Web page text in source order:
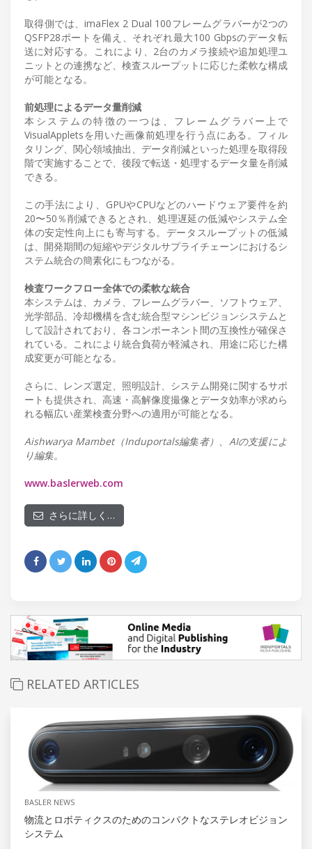
取得側では、imaFlex 2 Dual 100フレームグラバーが2つの
QSFP28ポートを備え、それぞれ最大100 Gbpsのデータ転
送に対応する。これにより、2台のカメラ接続や追加処理ユ
ニットとの連携など、検査スループットに応じた柔軟な構成
が可能となる。
前処理によるデータ量削減
本システムの特徴の一つは、フレームグラバー上で
VisualAppletsを用いた画像前処理を行う点にある。フィル
タリング、関心領域抽出、データ削減といった処理を取得段
階で実施することで、後段で転送・処理するデータ量を削減
できる。
この手法により、GPUやCPUなどのハードウェア要件を約
20〜50％削減できるとされ、処理遅延の低減やシステム全
体の安定性向上にも寄与する。データスループットの低減
は、開発期間の短縮やデジタルサプライチェーンにおけるシ
ステム統合の簡素化にもつながる。
検査ワークフロー全体での柔軟な統合
本システムは、カメラ、フレームグラバー、ソフトウェア、
光学部品、冷却機構を含む統合型マシンビジョンシステムと
して設計されており、各コンポーネント間の互換性が確保さ
れている。これにより統合負荷が軽減され、用途に応じた構
成変更が可能となる。
さらに、レンズ選定、照明設計、システム開発に関するサポ
ートも提供され、高速・高解像度撮像とデータ効率が求めら
れる幅広い産業検査分野への適用が可能となる。
Aishwarya Mambet（Induportals編集者）、AIの支援によ
り編集。
www.baslerweb.com
さらに詳しく…
RELATED ARTICLES
BASLER NEWS
物流とロボティクスのためのコンパクトなステレオビジョン
システム